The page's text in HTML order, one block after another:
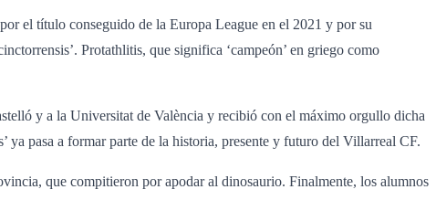
el título conseguido de la Europa League en el 2021 y por su
Protathlitis, que significa ‘campeón’ en griego como
y a la Universitat de València y recibió con el máximo orgullo dicha
ya pasa a formar parte de la historia, presente y futuro del Villarreal CF.
que compitieron por apodar al dinosaurio. Finalmente, los alumnos